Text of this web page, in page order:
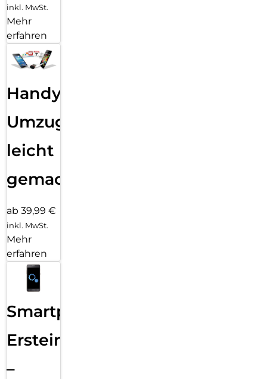
inkl. MwSt.
Mehr
erfahren
Handy
Umzug
leicht
gemacht!
ab 39,99 €
inkl. MwSt.
Mehr
erfahren
Smartphone
Ersteinrichtung
–